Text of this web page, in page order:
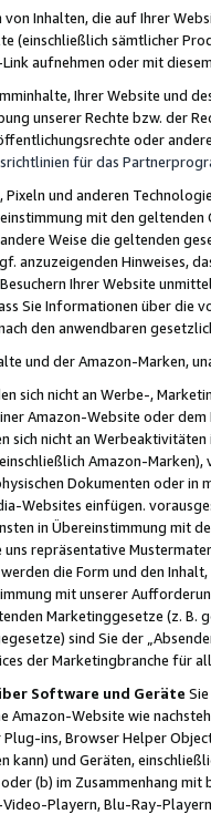
Inhalten, die auf Ihrer
(einschließlich sämtlicher
aufnehmen oder mit
Ihrer Website und
unserer Rechte bzw. der
oder
für das
und anderen
mit den
Weise die geltenden
anzuzeigenden Hinweises,
Ihrer Website
Sie Informationen über die
den anwendbaren
und der Amazon-Marken,
sich nicht an Werbe-,
Amazon-Website oder
sich nicht an
Amazon-
Dokumenten oder in
Websites einfügen.
in Übereinstimmung mit
repräsentative
die Form und den
mit unserer
Marketinggesetze (z. B.
sind Sie der
der Marketingbranche für
Software und Geräte
Amazon-Website wie
ins, Browser Helper
kann) und Geräten,
(b) im Zusammenhang
Playern, Blu-Ray-